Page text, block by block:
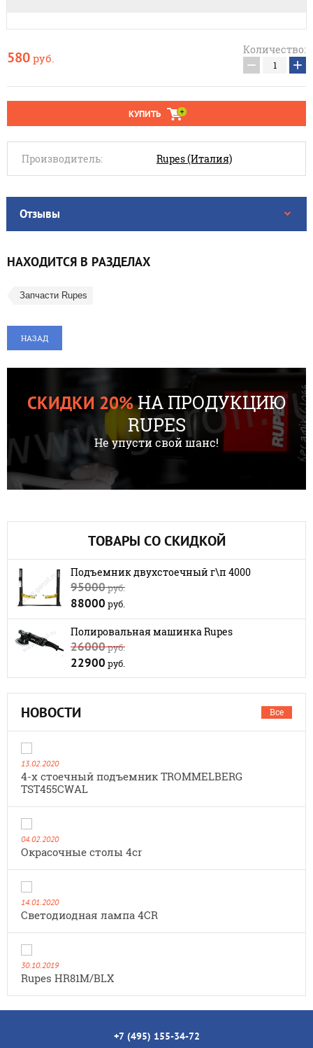
580 руб.
Количество:
− +
КУПИТЬ
Производитель: Rupes (Италия)
Отзывы
НАХОДИТСЯ В РАЗДЕЛАХ
Запчасти Rupes
НАЗАД
СКИДКИ 20%НА ПРОДУКЦИЮ
RUPES
Не упусти свой шанс!
ТОВАРЫ СО СКИДКОЙ
Подъемник двухстоечный г\п 4000
95000руб.
88000 руб.
Полировальная машинка Rupes
26000руб.
22900 руб.
НОВОСТИ Все
13.02.2020
4-х стоечный подъемник TROMMELBERG
TST455CWAL
04.02.2020
Окрасочные столы 4cr
14.01.2020
Cветодиодная лампа 4CR
30.10.2019
Rupes HR81M/BLX
+7 (495) 155-34-72